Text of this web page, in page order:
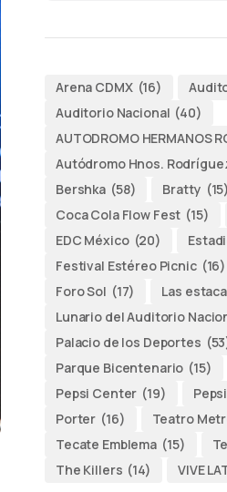
Arena CDMX (16)
Auditorio Nacional (40)
AUTODROMO HERMANOS
Autódromo Hnos.
Bershka (58) Bratty (15)
Coca Cola Flow Fest (15)
EDC México (20)
Festival Estéreo Picnic (16)
Foro Sol (17) Las
Lunario del Auditorio
Palacio de los Deportes
Parque Bicentenario (15)
Pepsi Center (19)
Porter (16) Teatro
Tecate Emblema (15)
The Killers (14) VIVE